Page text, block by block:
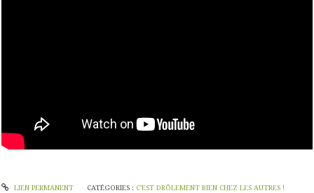
LIEN PERMANENT CATÉGORIES : C'EST DRÔLEMENT BIEN CHEZ LES AUTRES !